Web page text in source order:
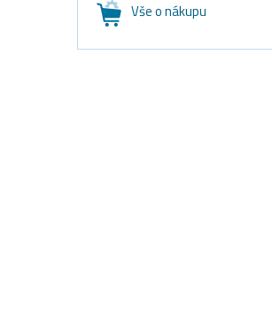
Vše o nákupu